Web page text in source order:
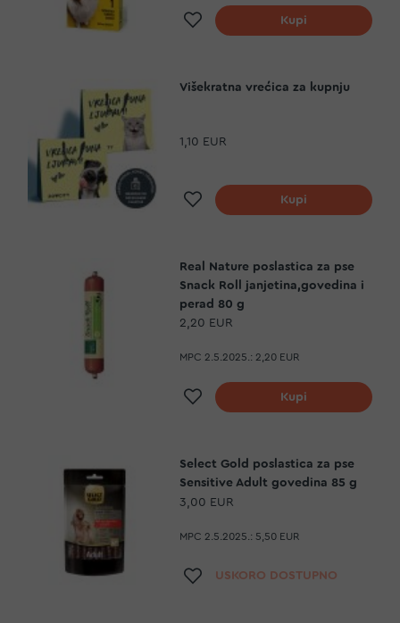
Dodaj na listu želja
Kupi
Višekratna vrećica za kupnju
1,10 EUR
Dodaj na listu želja
Kupi
Real Nature poslastica za pse
Snack Roll janjetina,govedina i
perad 80 g
2,20 EUR
MPC 2.5.2025.: 2,20 EUR
Dodaj na listu želja
Kupi
Select Gold poslastica za pse
Sensitive Adult govedina 85 g
3,00 EUR
MPC 2.5.2025.: 5,50 EUR
Dodaj na listu želja
USKORO DOSTUPNO